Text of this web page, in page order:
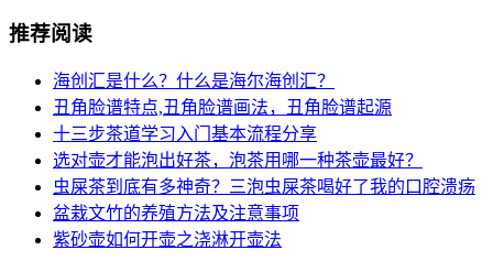
推荐阅读
海创汇是什么？什么是海尔海创汇？
丑角脸谱特点,丑角脸谱画法，丑角脸谱起源
十三步茶道学习入门基本流程分享
选对壶才能泡出好茶，泡茶用哪一种茶壶最好？
虫屎茶到底有多神奇？三泡虫屎茶喝好了我的口腔溃疡
盆栽文竹的养殖方法及注意事项
紫砂壶如何开壶之浇淋开壶法